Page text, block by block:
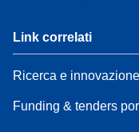
Link correlati
Ricerca e innovazione
Funding & tenders